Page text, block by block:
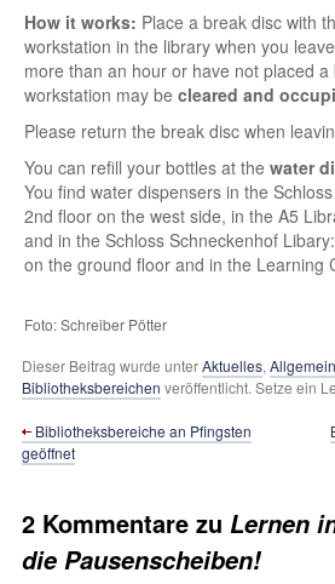
How it works: Place a break disc with
workstation in the library when you
more than an hour or have not placed a
workstation may be cleared and
Please return the break disc when
You can refill your bottles at the water
You find water dispensers in the
2nd floor on the west side, in the A5
and in the Schloss Schneckenhof
on the ground floor and in the Learning
Foto: Schreiber Pötter
Dieser Beitrag wurde unterAktuelles, Allgemein
Bibliotheksbereichen veröffentlicht. Setze ein
Bibliotheksbereiche an Pfingsten
geöffnet
2 Kommentare zu Lernen
die Pausenscheiben!